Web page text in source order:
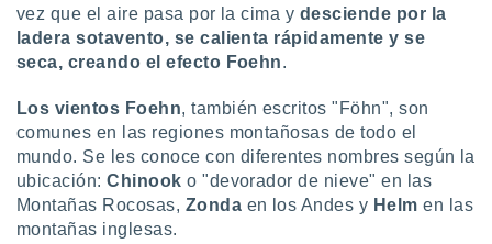
acceder a
web a
únicos
vez que el aire pasa por la cima y desciende por la
ladera sotavento, se calienta rápidamente y se
seca, creando el efecto Foehn.
Los vientos Foehn, también escritos "Föhn", son
comunes en las regiones montañosas de todo el
mundo. Se les conoce con diferentes nombres según la
ubicación:Chinook o "devorador de nieve" en las
Montañas Rocosas, Zonda en los Andes y Helm en las
montañas inglesas.